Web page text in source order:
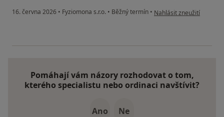
16. června 2026 • Fyziomona s.r.o. • Běžný termín • podle názoru uživatele
Nahlásit zneužití
Pomáhají vám názory rozhodovat o tom,
kterého specialistu nebo ordinaci navštívit?
Ano Ne